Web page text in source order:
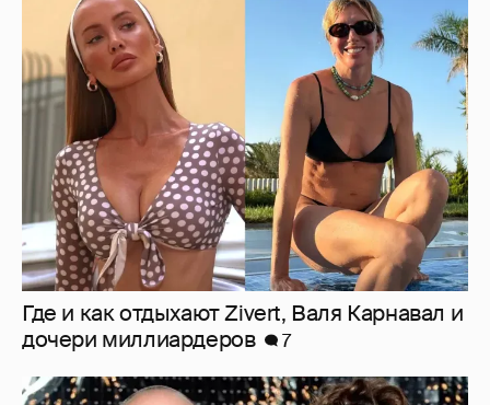
Где и как отдыхают Zivert, Валя Карнавал и
дочери миллиардеров